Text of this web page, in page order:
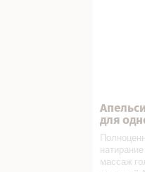
для
массаж